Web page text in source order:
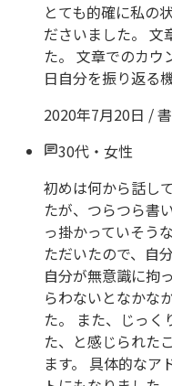
とても的確に私の
ださいました。 文
た。 文章でのカウ
日自分を振り返る
2020年7月20日 /
30代 ・ 女性
初めは何から話し
たが、つらつら書
っ掛かっていそう
ただいたので、自
自分が無意識に拘
らわないとなかな
た。 また、じっく
た、と感じられた
ます。 具体的なア